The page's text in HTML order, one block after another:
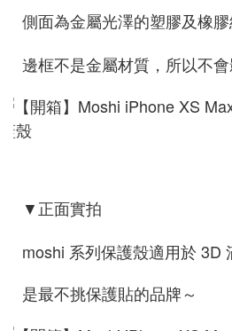
側面為金屬光澤的塑膠及橡
邊框不是金屬材質，所以不會
▼正面實拍
moshi 系列保護殼適用於 3D
是最不挑保護貼的品牌～